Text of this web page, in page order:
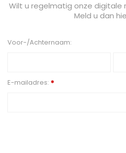
Wilt u regelmatig onze digitale
Meld u dan
Voor-/Achternaam:
E-mailadres: *